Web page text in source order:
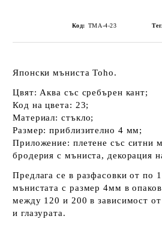
Код: TMA-4-23
Японски мъниста Toho.
Цвят: Аква със сребърен кант;
Код на цвета: 23;
Материал: стъкло;
Размер: приблизително 4 мм;
Приложение: плетене със ситни
бродерия с мъниста, декорация
Предлага се в разфасовки от по
мънистата с размер 4мм в
между 120 и 200 в зависимост от
и глазурата.